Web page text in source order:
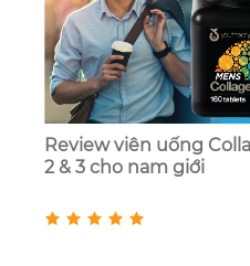
Review viên uống
2 & 3 cho nam giới